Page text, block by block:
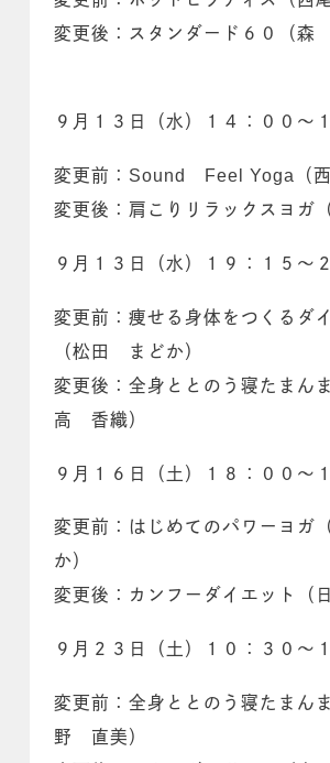
変更後：スタンダード６０（森
９月１３日（水）１４：００～
変更前：Sound Feel Yoga（
変更後：肩こりリラックスヨガ
９月１３日（水）１９：１５～
変更前：痩せる身体をつくるダ
（松田 まどか）
変更後：全身ととのう寝たまん
高 香織）
９月１６日（土）１８：００～
変更前：はじめてのパワーヨガ
か）
変更後：カンフーダイエット（
９月２３日（土）１０：３０～
変更前：全身ととのう寝たまん
野 直美）